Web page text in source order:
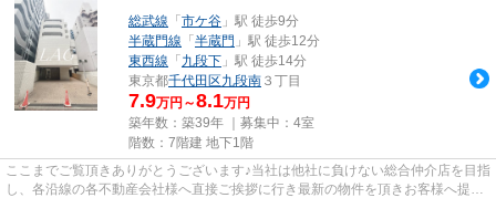
総武線 「 市ケ谷 」駅 徒歩9分
半蔵門線 「 半蔵門 」駅 徒歩12分
東西線 「 九段下 」駅 徒歩14分
東京都千代田区九段南 ３丁目
7.9万円～8.1万円
築年数：築39年 ｜募集中： 4室
階数：7階建 地下1階
ここまでご覧頂きありがとうございます♪当社は他社に負けない総合仲介店を目指
し、各沿線の各不動産会社様へ直接ご挨拶に行き最新の物件を頂きお客様へ提供